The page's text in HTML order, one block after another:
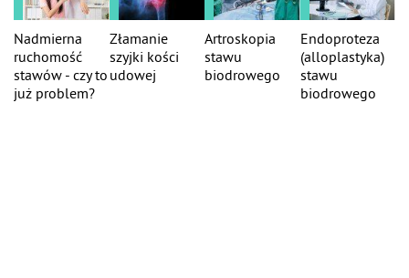
Nadmierna
ruchomość
stawów - czy to
już problem?
Złamanie
szyjki kości
udowej
Artroskopia
stawu
biodrowego
Endoproteza
(alloplastyka)
stawu
biodrowego